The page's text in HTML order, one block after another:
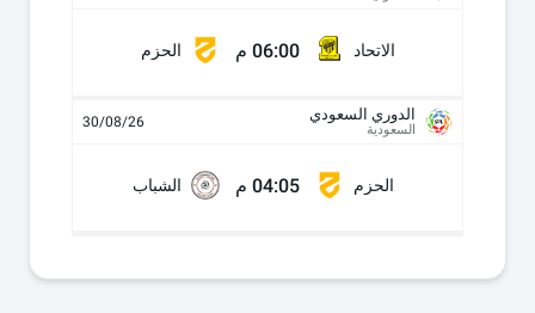
الاتحاد 06:00 م الحزم
الدوري السعودي
السعودية 30/08/26
الحزم 04:05 م الشباب